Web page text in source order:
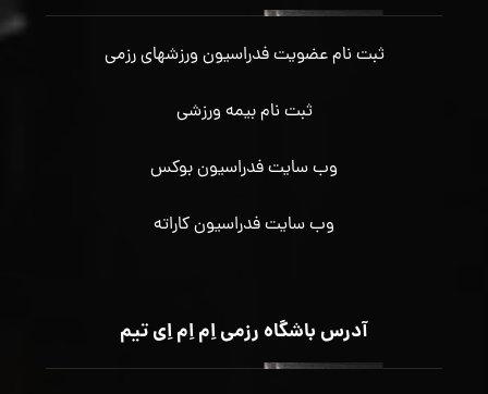
ثبت نام عضویت فدراسیون ورزشهای رزمی
ثبت نام بیمه ورزشی
وب سایت فدراسیون بوکس
وب سایت فدراسیون کاراته
آدرس باشگاه رزمی اِم اِم اِی تیم